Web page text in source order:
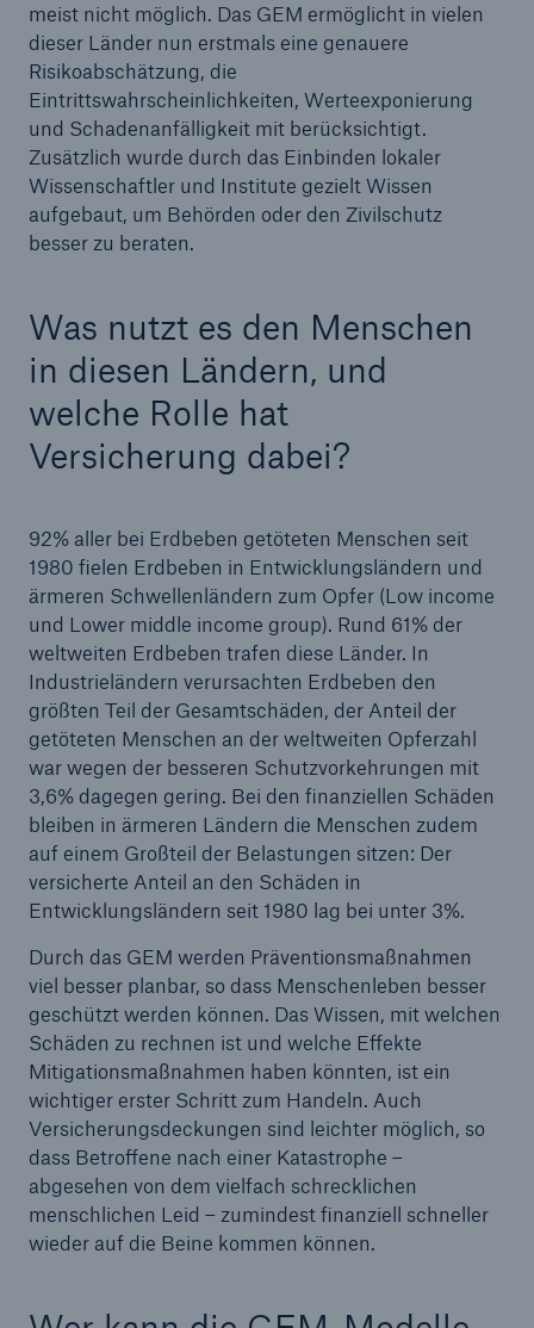
meist nicht möglich. Das GEM ermöglicht in vielen
dieser Länder nun erstmals eine genauere
Risikoabschätzung, die
Eintrittswahrscheinlichkeiten, Werteexponierung
und Schadenanfälligkeit mit berücksichtigt.
Zusätzlich wurde durch das Einbinden lokaler
Wissenschaftler und Institute gezielt Wissen
aufgebaut, um Behörden oder den Zivilschutz
besser zu beraten.
Was nutzt es den Menschen
in diesen Ländern, und
welche Rolle hat
Versicherung dabei?
92% aller bei Erdbeben getöteten Menschen seit
1980 fielen Erdbeben in Entwicklungsländern und
ärmeren Schwellenländern zum Opfer (Low income
und Lower middle income group). Rund 61% der
weltweiten Erdbeben trafen diese Länder. In
Industrieländern verursachten Erdbeben den
größten Teil der Gesamtschäden, der Anteil der
getöteten Menschen an der weltweiten Opferzahl
war wegen der besseren Schutzvorkehrungen mit
3,6% dagegen gering. Bei den finanziellen Schäden
bleiben in ärmeren Ländern die Menschen zudem
auf einem Großteil der Belastungen sitzen: Der
versicherte Anteil an den Schäden in
Entwicklungsländern seit 1980 lag bei unter 3%.
Durch das GEM werden Präventionsmaßnahmen
viel besser planbar, so dass Menschenleben besser
geschützt werden können. Das Wissen, mit welchen
Schäden zu rechnen ist und welche Effekte
Mitigationsmaßnahmen haben könnten, ist ein
wichtiger erster Schritt zum Handeln. Auch
Versicherungsdeckungen sind leichter möglich, so
dass Betroffene nach einer Katastrophe –
abgesehen von dem vielfach schrecklichen
menschlichen Leid – zumindest finanziell schneller
wieder auf die Beine kommen können.
Fakten
CLARA reduziert die Wartezeit bis zur
Leistungsentscheidung in der BU-
Versicherung bis zu
50 %
Geschätzte globale wirtschaftliche Kosten der
600 bn
US Dollar im Jahr 2018
Rückversicherung Leben/Gesundheit
MIRA Digital Suite